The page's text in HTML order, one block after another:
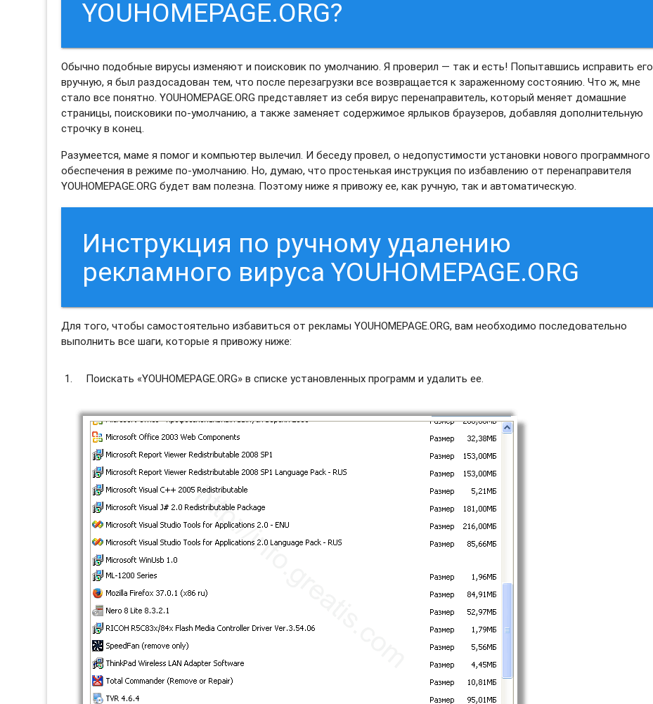
YOUHOMEPAGE.ORG?
Обычно подобные вирусы изменяют и поисковик по умолчанию. Я проверил — так и есть! Попытавшись исправить его
вручную, я был раздосадован тем, что после перезагрузки все возвращается к зараженному состоянию. Что ж, мне
стало все понятно. YOUHOMEPAGE.ORG представляет из себя вирус перенаправитель, который меняет домашние
страницы, поисковики по-умолчанию, а также заменяет содержимое ярлыков браузеров, добавляя дополнительную
строчку в конец.
Разумеется, маме я помог и компьютер вылечил. И беседу провел, о недопустимости установки нового программного
обеспечения в режиме по-умолчанию. Но, думаю, что простенькая инструкция по избавлению от перенаправителя
YOUHOMEPAGE.ORG будет вам полезна. Поэтому ниже я привожу ее, как ручную, так и автоматическую.
Инструкция по ручному удалению
рекламного вируса YOUHOMEPAGE.ORG
Для того, чтобы самостоятельно избавиться от рекламы YOUHOMEPAGE.ORG, вам необходимо последовательно
выполнить все шаги, которые я привожу ниже:
Поискать «YOUHOMEPAGE.ORG» в списке установленных программ и удалить ее.